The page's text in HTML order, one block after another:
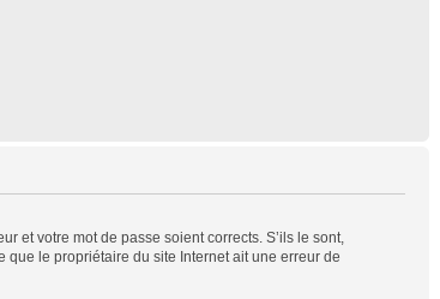
et votre mot de passe soient corrects. S’ils le sont,
le propriétaire du site Internet ait une erreur de